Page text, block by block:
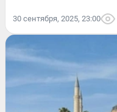
30 сентября, 2025, 23:00